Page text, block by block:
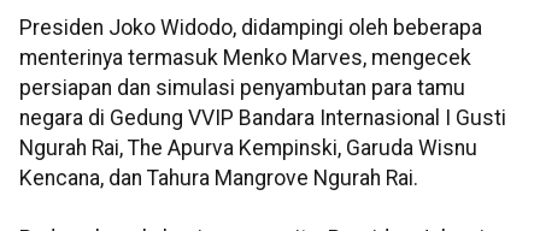
Presiden Joko Widodo, didampingi oleh beberapa
menterinya termasuk Menko Marves, mengecek
persiapan dan simulasi penyambutan para tamu
negara di Gedung VVIP Bandara Internasional I Gusti
Ngurah Rai, The Apurva Kempinski, Garuda Wisnu
Kencana, dan Tahura Mangrove Ngurah Rai.